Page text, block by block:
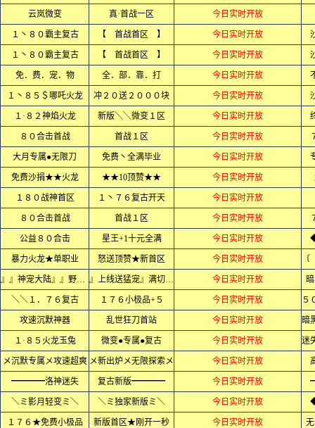
云岚微变 真·首战一区 今日实时开放
１丶８０霸主复古 【 首战首区 】 今日实时开放
１丶８０霸主复古 【 首战首区 】 今日实时开放
免．费．宠．物 全．部．靠．打 今日实时开放
１丶８５＄哪吒火龙 冲２０送２０００块 今日实时开放
１·８２神焰火龙 新版╲╲微变１区 今日实时开放
８０合击首战 首战１区 今日实时开放
大月专属●无限刀 免费丶全满毕业 今日实时开放
免费沙捐★★火龙 ★★10顶赞★★ 今日实时开放
１８０战神首区 １丶７６复古开天 今日实时开放
８０合击首战 首战１区 今日实时开放
公益８０合击 星王+1十元全满 今日实时开放
暴力火龙★单职业 怒送顶赞★新首区 今日实时开放
』』神宠大陆』』野外抓宠 』上线送猛宠』满切割』』 今日实时开放
＼＼１．７６复古 １７６小极品+５ 今日实时开放
攻速沉默神器 乱世狂刀首站 今日实时开放
１·８５火龙玉兔 微变●专属●复古 今日实时开放
メ沉默专属メ攻速超爽 メ新出炉メ无限探索メ 今日实时开放
━━━━洛神迷失 复古新版━━━━ 今日实时开放
＼ミ影月轻变ミ＼ ＼ミ独家新版ミ＼ 今日实时开放
１７６★免费小极品 新版首区★刚开一秒 今日实时开放